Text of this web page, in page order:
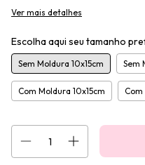
Ver mais detalhes
Escolha aqui seu tamanho
Sem Moldura 10x15cm Sem
Com Moldura 10x15cm